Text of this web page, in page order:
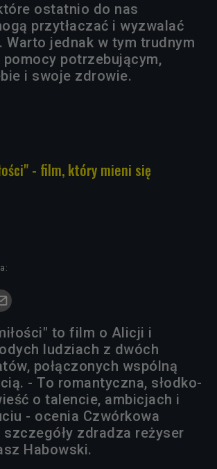
ostatnio do nas
przytłaczać i wyzwalać
Warto jednak w tym trudnym
potrzebującym,
i swoje zdrowie.
- film, który mieni się
to film o Alicji i
ludziach z dwóch
połączonych wspólną
- To romantyczna, słodko-
o talencie, ambicjach i
- ocenia Czwórkowa
szczegóły zdradza reżyser
Habowski.